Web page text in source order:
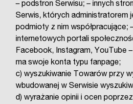
– podstron Serwisu; – innych
Serwis, których administratorem
podmioty z nim współpracujące;
internetowych portali
Facebook, Instagram, YouTube
ma swoje konta typu fanpage;
c) wyszukiwanie Towarów przy
wbudowanej w Serwisie
d) wyrażanie opinii i ocen